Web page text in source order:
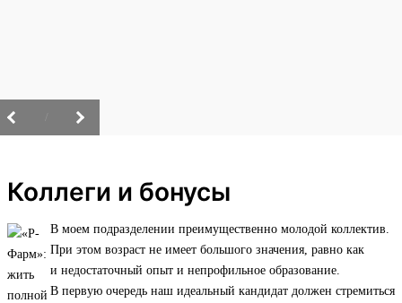
Коллеги и бонусы
В моем подразделении преимущественно молодой коллектив.
При этом возраст не имеет большого значения, равно как
и недостаточный опыт и непрофильное образование.
В первую очередь наш идеальный кандидат должен стремиться